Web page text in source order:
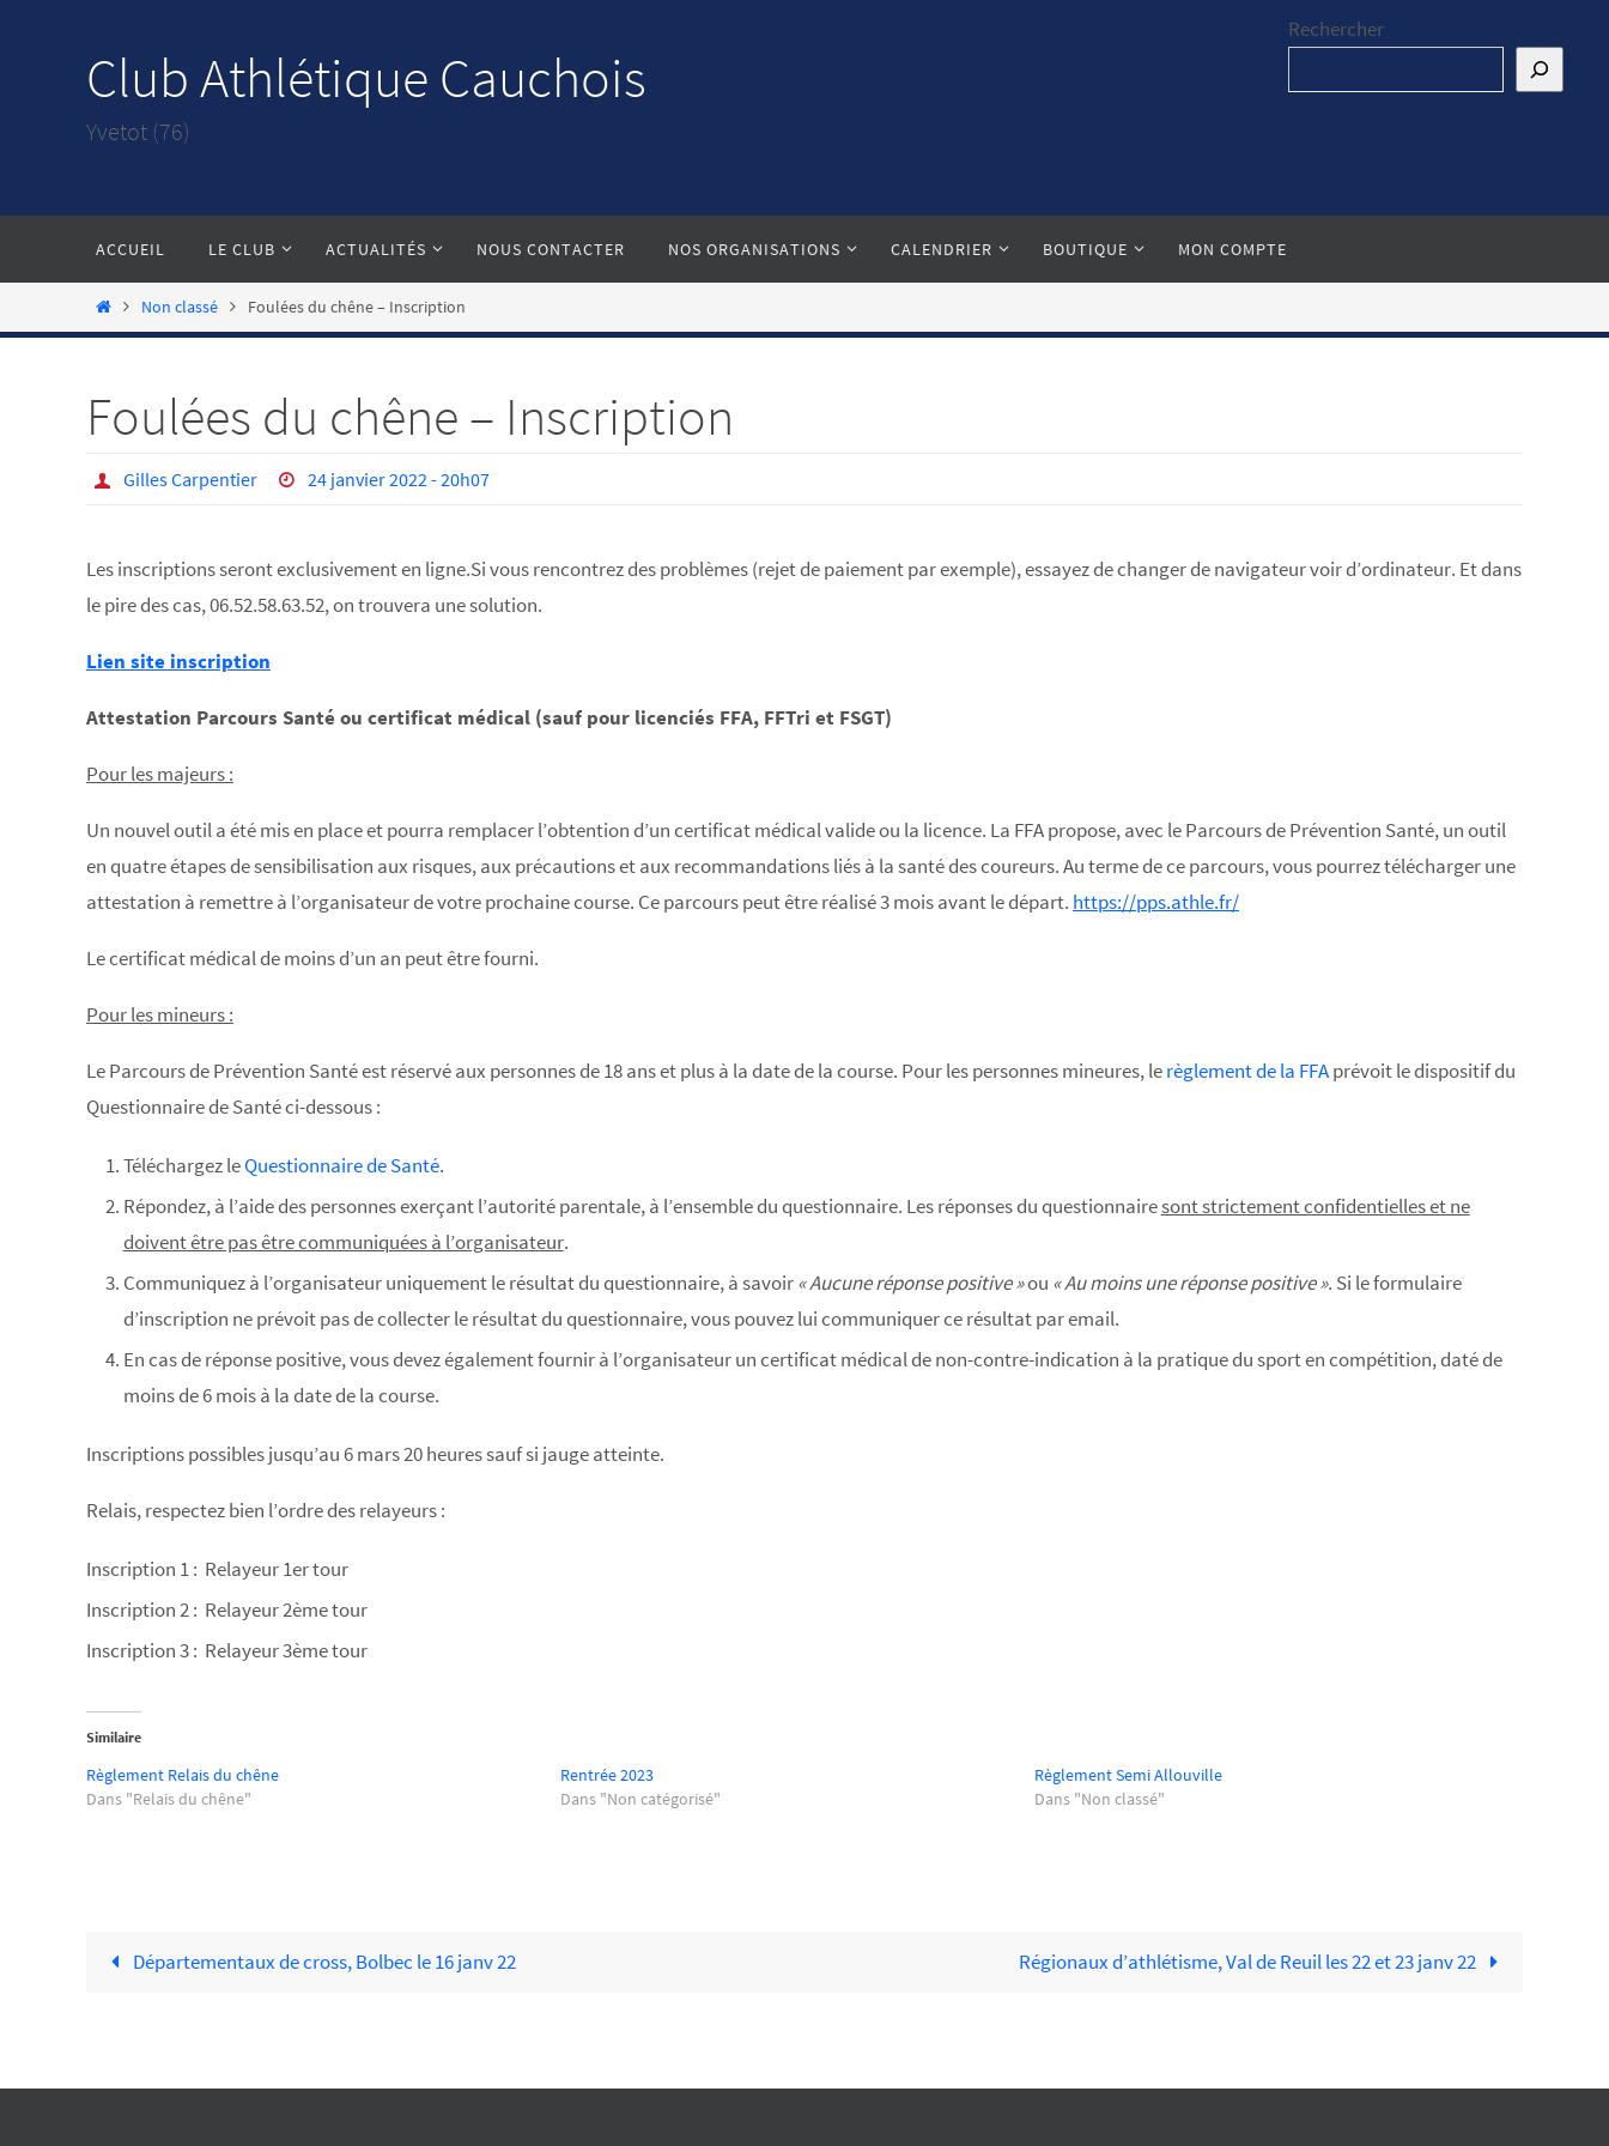
Club Athlétique Cauchois
Yvetot (76)
Rechercher
le
ACCUEIL LE CLUB ACTUALITÉS NOUS CONTACTER NOS ORGANISATIONS CALENDRIER BOUTIQUE MON COMPTE
HomeNon classé Foulées du chêne – Inscription
Foulées du chêne – Inscription
Gilles Carpentier 24 janvier 2022 - 20h07
Les inscriptions seront exclusivement en ligne.Si vous rencontrez des problèmes (rejet de paiement par exemple), essayez de changer de navigateur voir d’ordinateur. Et dans
le pire des cas, 06.52.58.63.52, on trouvera une solution.
Lien site inscription
Attestation Parcours Santé ou certificat médical (sauf pour licenciés FFA, FFTri et FSGT)
Pour les majeurs :
Un nouvel outil a été mis en place et pourra remplacer l’obtention d’un certificat médical valide ou la licence. La FFA propose, avec le Parcours de Prévention Santé, un outil
en quatre étapes de sensibilisation aux risques, aux précautions et aux recommandations liés à la santé des coureurs. Au terme de ce parcours, vous pourrez télécharger une
attestation à remettre à l’organisateur de votre prochaine course. Ce parcours peut être réalisé 3 mois avant le départ. https://pps.athle.fr/
Le certificat médical de moins d’un an peut être fourni.
Pour les mineurs :
Le Parcours de Prévention Santé est réservé aux personnes de 18 ans et plus à la date de la course. Pour les personnes mineures, lerèglement de la FFAprévoit le dispositif du
Questionnaire de Santé ci-dessous :
Téléchargez leQuestionnaire de Santé.
Répondez, à l’aide des personnes exerçant l’autorité parentale, à l’ensemble du questionnaire. Les réponses du questionnairesont strictement confidentielles et ne
doivent être pas être communiquées à l’organisateur.
Communiquez à l’organisateur uniquement le résultat du questionnaire, à savoir« Aucune réponse positive »ou « Au moins une réponse positive ». Si le formulaire
d’inscription ne prévoit pas de collecter le résultat du questionnaire, vous pouvez lui communiquer ce résultat par email.
En cas de réponse positive, vous devez également fournir à l’organisateur un certificat médical de non-contre-indication à la pratique du sport en compétition, daté de
moins de 6 mois à la date de la course.
Inscriptions possibles jusqu’au 6 mars 20 heures sauf si jauge atteinte.
Relais, respectez bien l’ordre des relayeurs :
Inscription 1 : Relayeur 1er tour
Inscription 2 : Relayeur 2ème tour
Inscription 3 : Relayeur 3ème tour
Similaire
Règlement Relais du chêne
Dans "Relais du chêne"
Rentrée 2023
Dans "Non catégorisé"
Règlement Semi Allouville
Dans "Non classé"
Départementaux de cross, Bolbec le 16 janv 22 Régionaux d’athlétisme, Val de Reuil les 22 et 23 janv 22